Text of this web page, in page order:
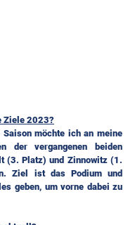
Ziele 2023?
Saison möchte ich an meine
der vergangenen beiden
(3. Platz) und Zinnowitz (1.
Ziel ist das Podium und
geben, um vorne dabei zu